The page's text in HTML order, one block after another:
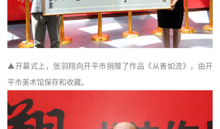
▲开幕式上，张羽翔向开平市捐赠了作品《从善如流》，由开
平市美术馆保存和收藏。